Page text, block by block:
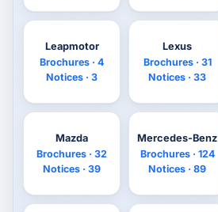
Leapmotor
Brochures · 4
Notices · 3
Lexus
Brochures · 31
Notices · 33
Mazda
Brochures · 32
Notices · 39
Mercedes-Benz
Brochures · 124
Notices · 89